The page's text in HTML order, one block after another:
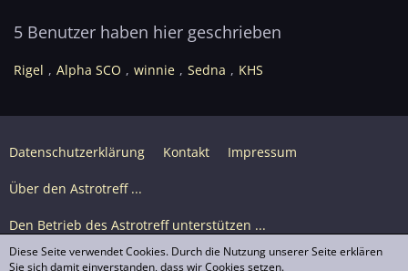
5 Benutzer haben hier geschrieben
Rigel Alpha SCO winnie Sedna KHS
Datenschutzerklärung Kontakt Impressum
Über den Astrotreff ...
Den Betrieb des Astrotreff unterstützen ...
Nutzungsbedingungen
Diese Seite verwendet Cookies. Durch die Nutzung unserer Seite erklären
Sie sich damit einverstanden, dass wir Cookies setzen.